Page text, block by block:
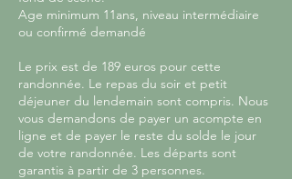
Age minimum 11ans, niveau intermédiaire
ou confirmé demandé
Le prix est de 189 euros pour cette
randonnée. Le repas du soir et petit
déjeuner du lendemain sont compris. Nous
vous demandons de payer un acompte en
ligne et de payer le reste du solde le jour
de votre randonnée. Les départs sont
garantis à partir de 3 personnes.